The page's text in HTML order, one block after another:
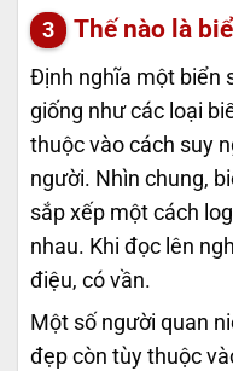
Thế nào là
Định nghĩa một biển
giống như các loại
thuộc vào cách suy
người. Nhìn chung,
sắp xếp một cách
nhau. Khi đọc lên
điệu, có vần.
Một số người quan
đẹp còn tùy thuộc